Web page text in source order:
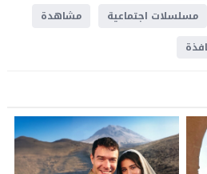
مسلسلات اجتماعية مشاهدة